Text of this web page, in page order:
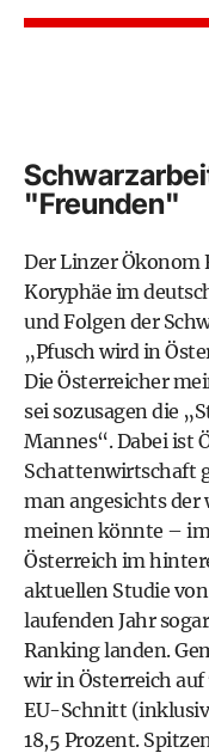
"Freunden"
Der Linzer Ökonom
Koryphäe im
und Folgen der
„Pfusch wird in
Die Österreicher
sei sozusagen die
Mannes“. Dabei ist
Schattenwirtschaft
man angesichts der
meinen könnte –
Österreich im
aktuellen Studie
laufenden Jahr
Ranking landen.
wir in Österreich
EU-Schnitt
18,5 Prozent.